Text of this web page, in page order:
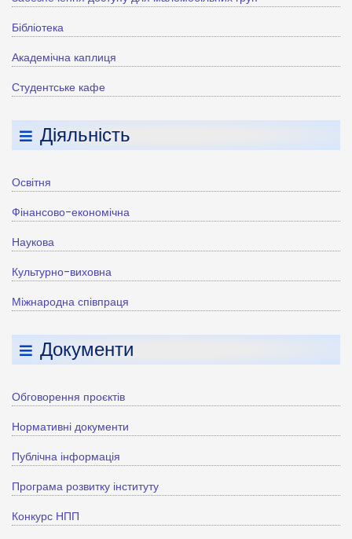
Бібліотека
Академічна каплиця
Студентське кафе
Діяльність
Освітня
Фінансово-економічна
Наукова
Культурно-виховна
Міжнародна співпраця
Документи
Обговорення проєктів
Нормативні документи
Публічна інформація
Програма розвитку інституту
Конкурс НПП